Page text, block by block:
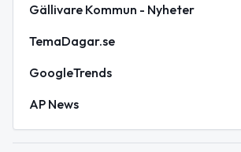
Gällivare Kommun - Nyheter
TemaDagar.se
GoogleTrends
AP News